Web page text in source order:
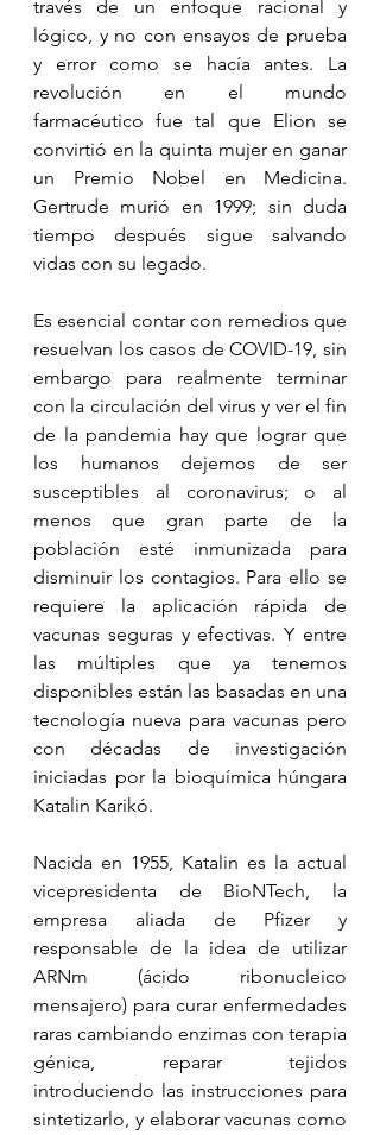
través de un enfoque racional y
lógico, y no con ensayos de prueba
y error como se hacía antes. La
revolución en el mundo
farmacéutico fue tal que Elion se
convirtió en la quinta mujer en ganar
un Premio Nobel en Medicina.
Gertrude murió en 1999; sin duda
tiempo después sigue salvando
vidas con su legado.
Es esencial contar con remedios que
resuelvan los casos de COVID-19, sin
embargo para realmente terminar
con la circulación del virus y ver el fin
de la pandemia hay que lograr que
los humanos dejemos de ser
susceptibles al coronavirus; o al
menos que gran parte de la
población esté inmunizada para
disminuir los contagios. Para ello se
requiere la aplicación rápida de
vacunas seguras y efectivas. Y entre
las múltiples que ya tenemos
disponibles están las basadas en una
tecnología nueva para vacunas pero
con décadas de investigación
iniciadas por la bioquímica húngara
Katalin Karikó.
Nacida en 1955, Katalin es la actual
vicepresidenta de BioNTech, la
empresa aliada de Pfizer y
responsable de la idea de utilizar
ARNm (ácido ribonucleico
mensajero) para curar enfermedades
raras cambiando enzimas con terapia
génica, reparar tejidos
introduciendo las instrucciones para
sintetizarlo, y elaborar vacunas como